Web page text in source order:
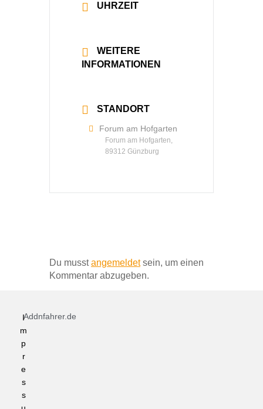
UHRZEIT
WEITERE
INFORMATIONEN
STANDORT
Forum am Hofgarten
Forum am Hofgarten,
89312 Günzburg
Du musstangemeldetsein, um einen
Kommentar abzugeben.
Addnfahrer.de
I
m
p
r
e
s
s